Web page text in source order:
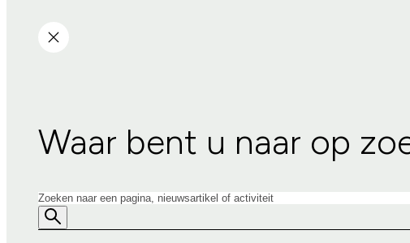
Waar bent u naar op
Zoeken